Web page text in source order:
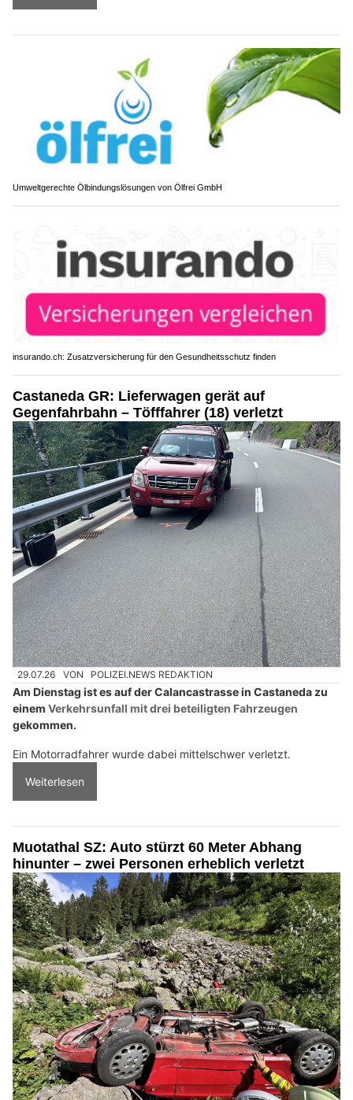
Umweltgerechte Ölbindungslösungen von Ölfrei GmbH
insurando.ch: Zusatzversicherung für den Gesundheitsschutz finden
Castaneda GR: Lieferwagen gerät auf
Gegenfahrbahn – Töfffahrer (18) verletzt
29.07.26 VON POLIZEI.NEWS REDAKTION
Am Dienstag ist es auf der Calancastrasse in Castaneda zu
einem Verkehrsunfall mit drei beteiligten Fahrzeugen
gekommen.
Ein Motorradfahrer wurde dabei mittelschwer verletzt.
Weiterlesen
Muotathal SZ: Auto stürzt 60 Meter Abhang
hinunter – zwei Personen erheblich verletzt